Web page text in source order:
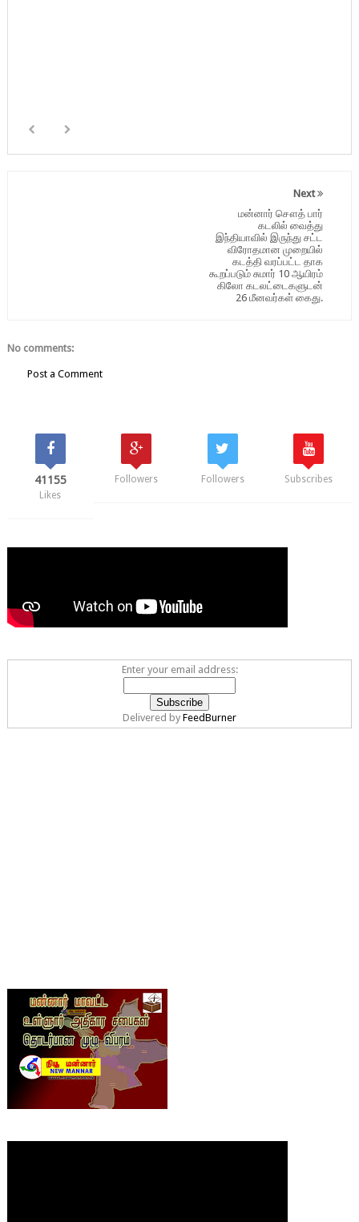
Next
மன்னார் சௌத் பார்
கடலில் வைத்து
இந்தியாவில் இருந்து சட்ட
விரோதமான முறையில்
கடத்தி வரப்பட்ட தாக
கூறப்படும் சுமார் 10 ஆயிரம்
கிலோ கடலட்டைகளுடன்
26 மீனவர்கள் கைது.
No comments:
Post a Comment
41155
Likes
Followers Followers Subscribes
Enter your email address:
Delivered by FeedBurner